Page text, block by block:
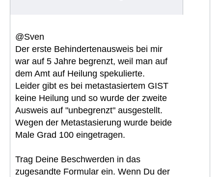
@Sven
Der erste Behindertenausweis bei mir
war auf 5 Jahre begrenzt, weil man auf
dem Amt auf Heilung spekulierte.
Leider gibt es bei metastasiertem GIST
keine Heilung und so wurde der zweite
Ausweis auf "unbegrenzt" ausgestellt.
Wegen der Metastasierung wurde beide
Male Grad 100 eingetragen.
Trag Deine Beschwerden in das
zugesandte Formular ein. Wenn Du der